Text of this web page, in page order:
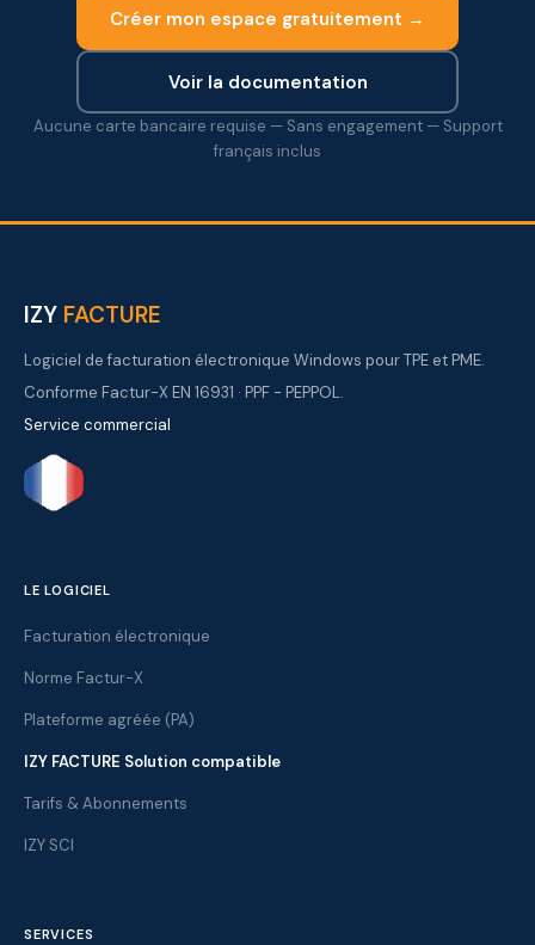
Créer mon espace gratuitement →
Voir la documentation
Aucune carte bancaire requise — Sans engagement — Support
français inclus
IZY FACTURE
Logiciel de facturation électronique Windows pour TPE et PME.
Conforme Factur-X EN 16931 · PPF - PEPPOL.
Service commercial
LE LOGICIEL
Facturation électronique
Norme Factur-X
Plateforme agréée (PA)
IZY FACTURE Solution compatible
Tarifs & Abonnements
IZY SCI
SERVICES